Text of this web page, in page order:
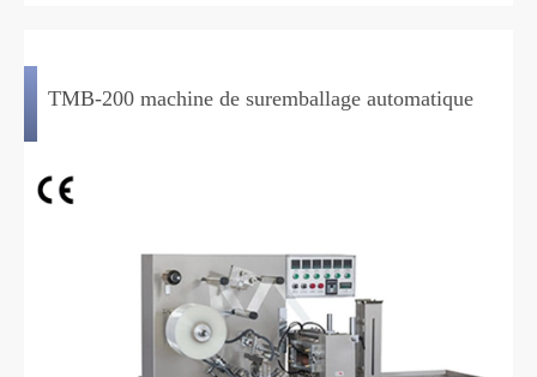
TMB-200 machine de suremballage automatique